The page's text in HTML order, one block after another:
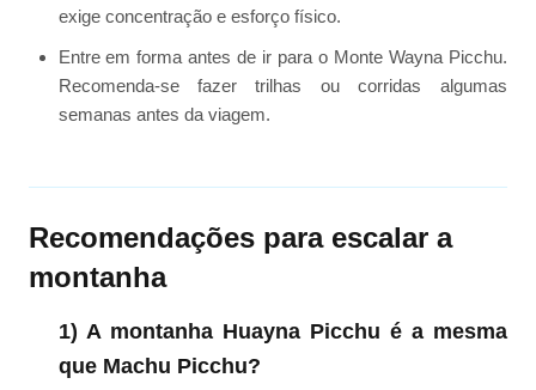
exige concentração e esforço físico.
Entre em forma antes de ir para o Monte Wayna Picchu.
Recomenda-se fazer trilhas ou corridas algumas
semanas antes da viagem.
Recomendações para escalar a
montanha
1) A montanha Huayna Picchu é a mesma
que Machu Picchu?